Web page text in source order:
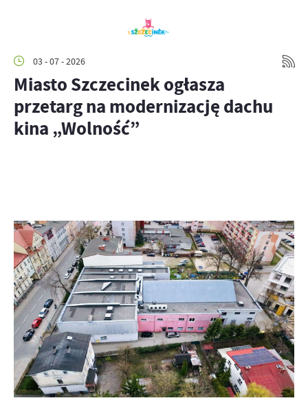
03 - 07 - 2026
Miasto Szczecinek ogłasza
przetarg na modernizację dachu
kina „Wolność”